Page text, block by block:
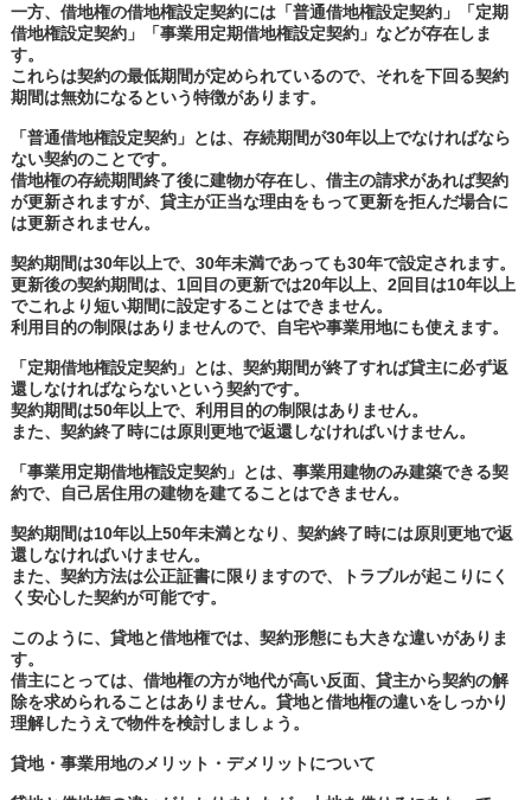
一方、借地権の借地権設定契約には「普通借地権設定契約」「定期
借地権設定契約」「事業用定期借地権設定契約」などが存在しま
す。
これらは契約の最低期間が定められているので、それを下回る契約
期間は無効になるという特徴があります。
「普通借地権設定契約」とは、存続期間が30年以上でなければなら
ない契約のことです。
借地権の存続期間終了後に建物が存在し、借主の請求があれば契約
が更新されますが、貸主が正当な理由をもって更新を拒んだ場合に
は更新されません。
契約期間は30年以上で、30年未満であっても30年で設定されます。
更新後の契約期間は、1回目の更新では20年以上、2回目は10年以上
でこれより短い期間に設定することはできません。
利用目的の制限はありませんので、自宅や事業用地にも使えます。
「定期借地権設定契約」とは、契約期間が終了すれば貸主に必ず返
還しなければならないという契約です。
契約期間は50年以上で、利用目的の制限はありません。
また、契約終了時には原則更地で返還しなければいけません。
「事業用定期借地権設定契約」とは、事業用建物のみ建築できる契
約で、自己居住用の建物を建てることはできません。
契約期間は10年以上50年未満となり、契約終了時には原則更地で返
還しなければいけません。
また、契約方法は公正証書に限りますので、トラブルが起こりにく
く安心した契約が可能です。
このように、貸地と借地権では、契約形態にも大きな違いがありま
す。
借主にとっては、借地権の方が地代が高い反面、貸主から契約の解
除を求められることはありません。貸地と借地権の違いをしっかり
理解したうえで物件を検討しましょう。
貸地・事業用地のメリット・デメリットについて